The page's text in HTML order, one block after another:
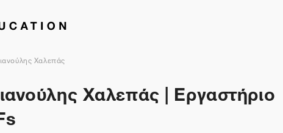
Χαλεπάς
Χαλεπάς | Εργαστήριο